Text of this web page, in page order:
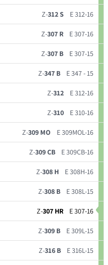
Z-312 S E 312-16
Z-307 R E 307-16
Z-307 B E 307-15
Z-347 B E 347 - 15
Z-312 E 312-16
Z-310 E 310-16
Z-309 MO E 309MOL-16
Z-309 CB E 309CB-16
Z-308 H E 308H-16
Z-308 B E 308L-15
Z-307 HR E 307-16
Z-309 B E 309L-15
Z-316 B E 316L-15